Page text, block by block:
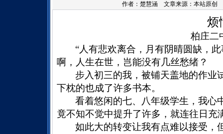
作者： 楚慧涵 文章来源：本站原创
烦
柏庄二
“人有悲欢离合，月有阴晴圆缺，
啊，人生在世，岂能没有几丝愁绪？
步入初三的我，被铺天盖地的作业
下枕的也成了许多书本。
看着悠闲的七、
八年级学生，我心
竟不知不觉中提升了许多，就连往日
如此大的转变让我有点难以接受，